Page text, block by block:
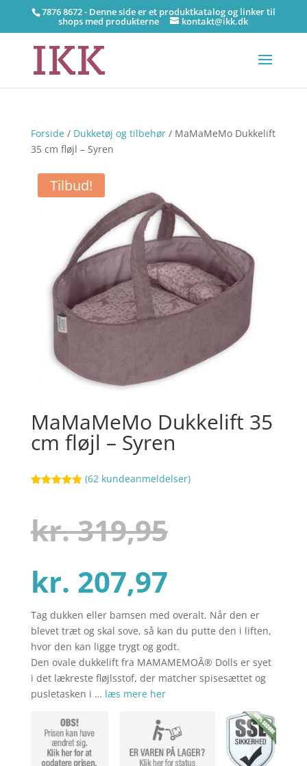
7876 8672 - Denne side er et produktkatalog og linker til
shops med produkterne kontakt@ikk.dk
Forside/ Dukketøj og tilbehør/ MaMaMeMo Dukkelift
35 cm fløjl – Syren
Tilbud!
MaMaMeMo Dukkelift 35
cm fløjl – Syren
baseret på
kundebedøm
melser
(62 kundeanmeldelser)
kr.319,95
pris
var:
kr.
kr. 207,97Den
aktuelle
pris
er:
Tag dukken eller bamsen med overalt. Når den er
blevet træt og skal sove, så kan du putte den i liften,
hvor den kan ligge trygt og godt.
Den ovale dukkelift fra MAMAMEMOÂ® Dolls er syet
i det lækreste fløjlsstof, der matcher spisesættet og
pusletasken i … læs mere her